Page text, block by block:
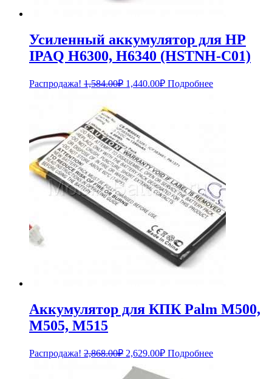
Усиленный аккумулятор для HP
IPAQ H6300, H6340 (HSTNH-C01)
Распродажа! 1,584.00₽ Первоначальная
1,440.00₽Текущая
цена:
Подробнее
Аккумулятор для КПК Palm M500,
M505, M515
Распродажа! 2,868.00₽ Первоначальная
составляла
2,629.00₽Текущая
цена:
2,629.00₽.
Подробнее